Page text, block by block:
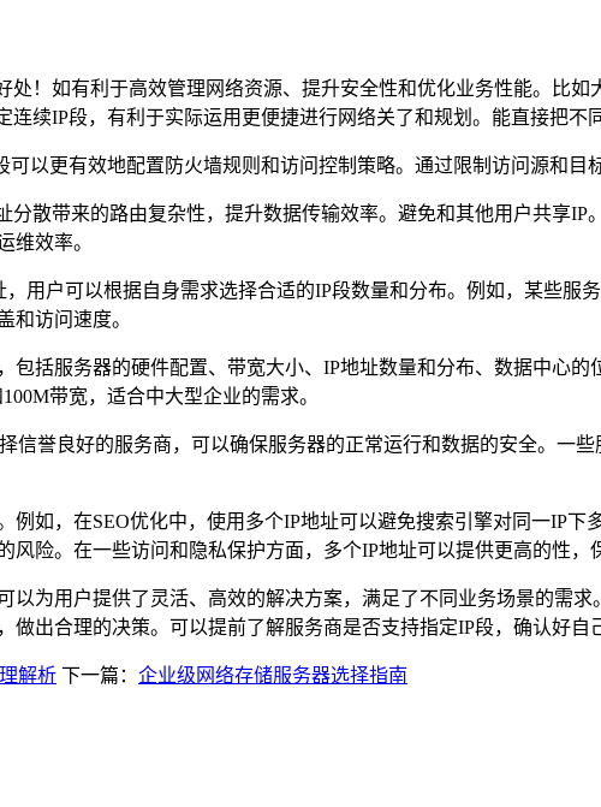
处！如有利于高效管理网络资源、提升安全性和优化业务性能。比
连续IP段，有利于实际运用更便捷进行网络关了和规划。能直接把不
可以更有效地配置防火墙规则和访问控制策略。通过限制访问源和目
分散带来的路由复杂性，提升数据传输效率。避免和其他用户共享IP
维效率。
，用户可以根据自身需求选择合适的IP段数量和分布。例如，某些服
和访问速度。
包括服务器的硬件配置、带宽大小、 IP地址数量和分布、数据中心的
100M带宽，适合中大型企业的需求。
信誉良好的服务商，可以确保服务器的正常运行和数据的安全。一
例如，在SEO优化中，使用多个IP地址可以避免搜索引擎对同一IP下
风险。在一些访问和隐私保护方面，多个IP地址可以提供更高的性，
以为用户提供了灵活、高效的解决方案，满足了不同业务场景的需
做出合理的决策。可以提前了解服务商是否支持指定IP段，确认好自
解析 下一篇： 企业级网络存储服务器选择指南